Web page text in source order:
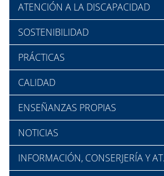
ATENCIÓN A LA DISCAPACIDAD
SOSTENIBILIDAD
PRÁCTICAS
CALIDAD
ENSEÑANZAS PROPIAS
NOTICIAS
INFORMACIÓN, CONSERJERÍA Y